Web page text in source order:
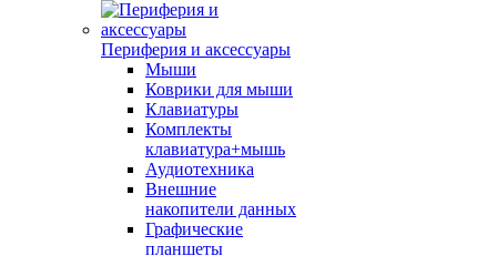
Периферия и аксессуары
Мыши
Коврики для мыши
Клавиатуры
Комплекты
клавиатура+мышь
Аудиотехника
Внешние
накопители данных
Графические
планшеты